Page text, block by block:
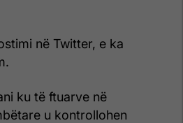
në Twitter, e ka
ku të ftuarve në
u kontrollohen